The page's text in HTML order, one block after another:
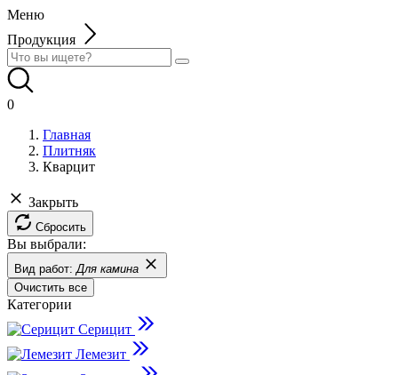
Меню
Продукция
0
Главная
Плитняк
Кварцит
Закрыть
Сбросить
Вы выбрали:
Вид работ:Для камина
Очистить все
Категории
Серицит
Лемезит